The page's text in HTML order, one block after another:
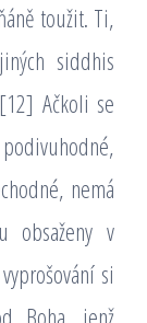
toužit. Ti,
siddhis
Ačkoli se
nemá
obsaženy v
si
Boha, jenž